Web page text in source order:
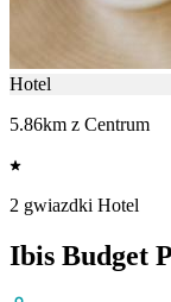
Hotel
5.86km z Centrum
2 gwiazdki Hotel
Ibis Budget